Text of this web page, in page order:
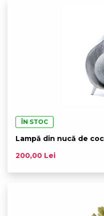
ÎN STOC
Lampă din nucă de
200,00 Lei